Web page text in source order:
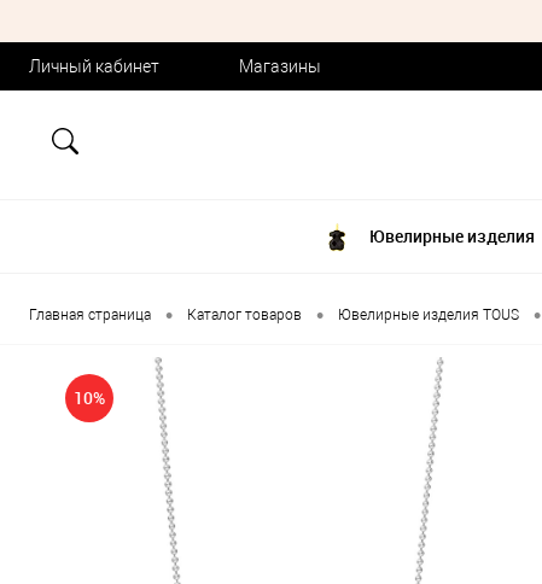
Личный кабинет Магазины
Ювелирные изделия
Главная страница • Каталог товаров • Ювелирные изделия TOUS •
10%